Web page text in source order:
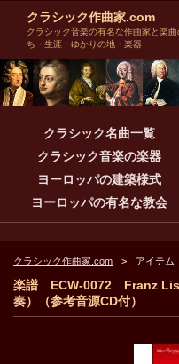
クラシック作曲家.com
クラシック音楽の有名な作曲家と楽
ち・生涯・ゆかりの地・楽器
クラシック名曲一覧
クラシック音楽の楽器
ヨーロッパの建築様式
ヨーロッパの有名な教会
クラシック作曲家.com アイテム
楽譜 ECW-0072 Franz
奏）（参考音源CD付）